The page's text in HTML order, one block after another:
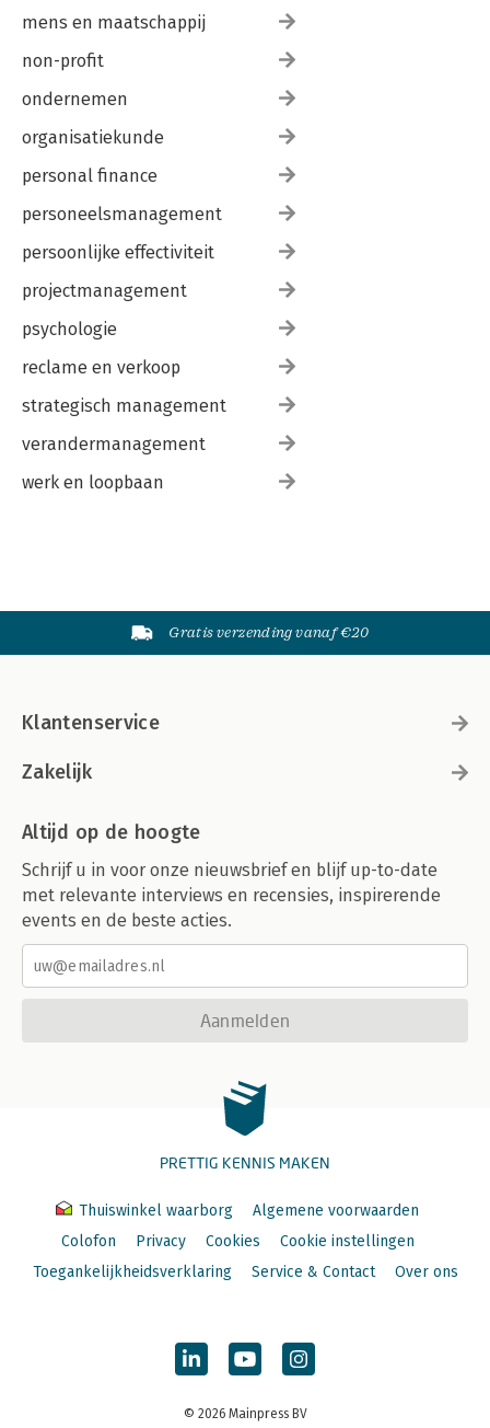
mens en maatschappij
non-profit
ondernemen
organisatiekunde
personal finance
personeelsmanagement
persoonlijke effectiviteit
projectmanagement
psychologie
reclame en verkoop
strategisch management
verandermanagement
werk en loopbaan
Gratis verzending vanaf €20
Klantenservice
Zakelijk
Altijd op de hoogte
Schrijf u in voor onze nieuwsbrief en blijf up-to-date
met relevante interviews en recensies, inspirerende
events en de beste acties.
Aanmelden
PRETTIG KENNIS MAKEN
Thuiswinkel waarborg
Algemene voorwaarden
Colofon
Privacy Cookies
Cookie instellingen
Toegankelijkheidsverklaring
Service & Contact Over ons
© 2026 Mainpress BV